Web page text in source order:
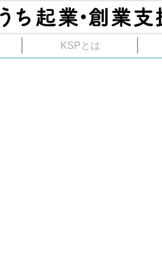
KSPとは